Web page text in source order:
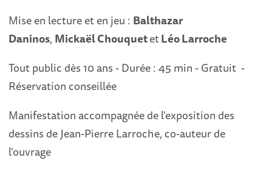
Mise en lecture et en jeu : Balthazar
Daninos, Mickaël ChouquetetLéo Larroche
Tout public dès 10 ans - Durée : 45 min - Gratuit -
Réservation conseillée
Manifestation accompagnée de l'exposition des
dessins de Jean-Pierre Larroche, co-auteur de
l'ouvrage